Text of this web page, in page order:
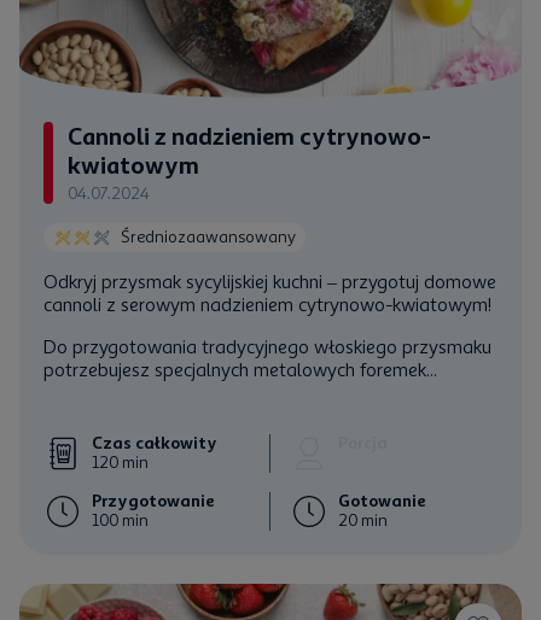
Cannoli z nadzieniem cytrynowo-
kwiatowym
04.07.2024
Średniozaawansowany
Odkryj przysmak sycylijskiej kuchni – przygotuj domowe
cannoli z serowym nadzieniem cytrynowo-kwiatowym!
Do przygotowania tradycyjnego włoskiego przysmaku
potrzebujesz specjalnych metalowych foremek...
Czas całkowity
120 min
Przygotowanie
100 min
Gotowanie
20 min